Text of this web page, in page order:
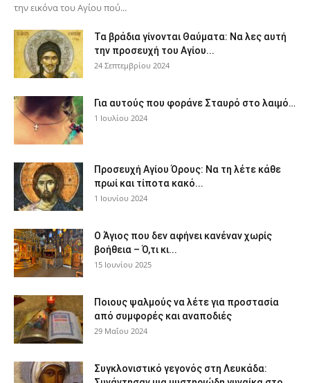
την εικόνα του Αγίου πού...
Τα βράδια γίνονται Θαύματα: Να λες αυτή
την προσευχή του Αγίου...
24 Σεπτεμβρίου 2024
Για αυτούς που φοράνε Σταυρό στο λαιμό…
1 Ιουλίου 2024
Προσευχή Αγίου Όρους: Να τη λέτε κάθε
πρωί και τίποτα κακό...
1 Ιουνίου 2024
Ο Άγιος που δεν αφήνει κανέναν χωρίς
βοήθεια – Ό,τι κι...
15 Ιουνίου 2025
Ποιους ψαλμούς να λέτε για προστασία
από συμφορές και αναποδιές
29 Μαΐου 2024
Συγκλονιστικό γεγονός στη Λευκάδα: